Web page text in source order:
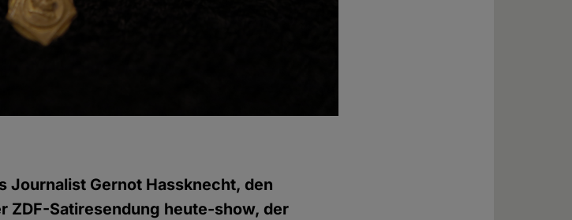
Journalist Gernot Hassknecht, den
ZDF-Satiresendung heute-show, der